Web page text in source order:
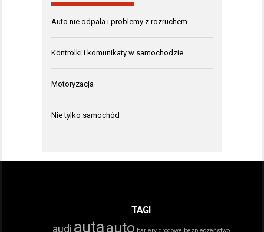
Auto nie odpala i problemy z rozruchem
Kontrolki i komunikaty w samochodzie
Motoryzacja
Nie tylko samochód
TAGI
audi autaauto bariery drogowe bezpieczeństwo